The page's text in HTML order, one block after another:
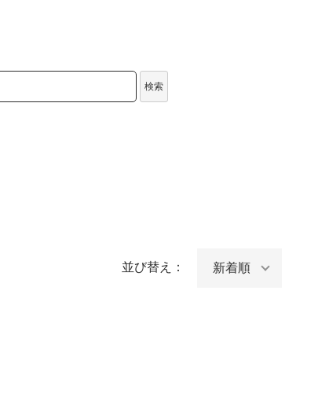
検索
並び替え：